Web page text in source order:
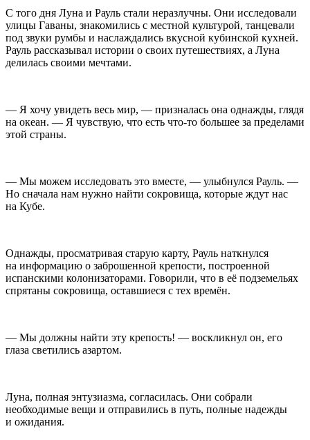
С того дня Луна и Рауль стали неразлучны. Они исследовали
улицы Гаваны, знакомились с местной культурой, танцевали
под звуки румбы и наслаждались вкусной кубинской кухней.
Рауль рассказывал истории о своих путешествиях, а Луна
делилась своими мечтами.
— Я хочу увидеть весь мир, — призналась она однажды, глядя
на океан. — Я чувствую, что есть что-то большее за пределами
этой страны.
— Мы можем исследовать это вместе, — улыбнулся Рауль. —
Но сначала нам нужно найти сокровища, которые ждут нас
на Кубе.
Однажды, просматривая старую карту, Рауль наткнулся
на информацию о заброшенной крепости, построенной
испанскими колонизаторами. Говорили, что в её подземельях
спрятаны сокровища, оставшиеся с тех времён.
— Мы должны найти эту крепость! — воскликнул он, его
глаза светились азартом.
Луна, полная энтузиазма, согласилась. Они собрали
необходимые вещи и отправились в путь, полные надежды
и ожидания.